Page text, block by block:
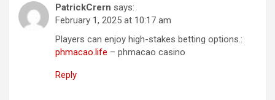
PatrickCrern says:
February 1, 2025 at 10:17 am
Players can enjoy high-stakes betting options.:
phmacao.life – phmacao casino
Reply